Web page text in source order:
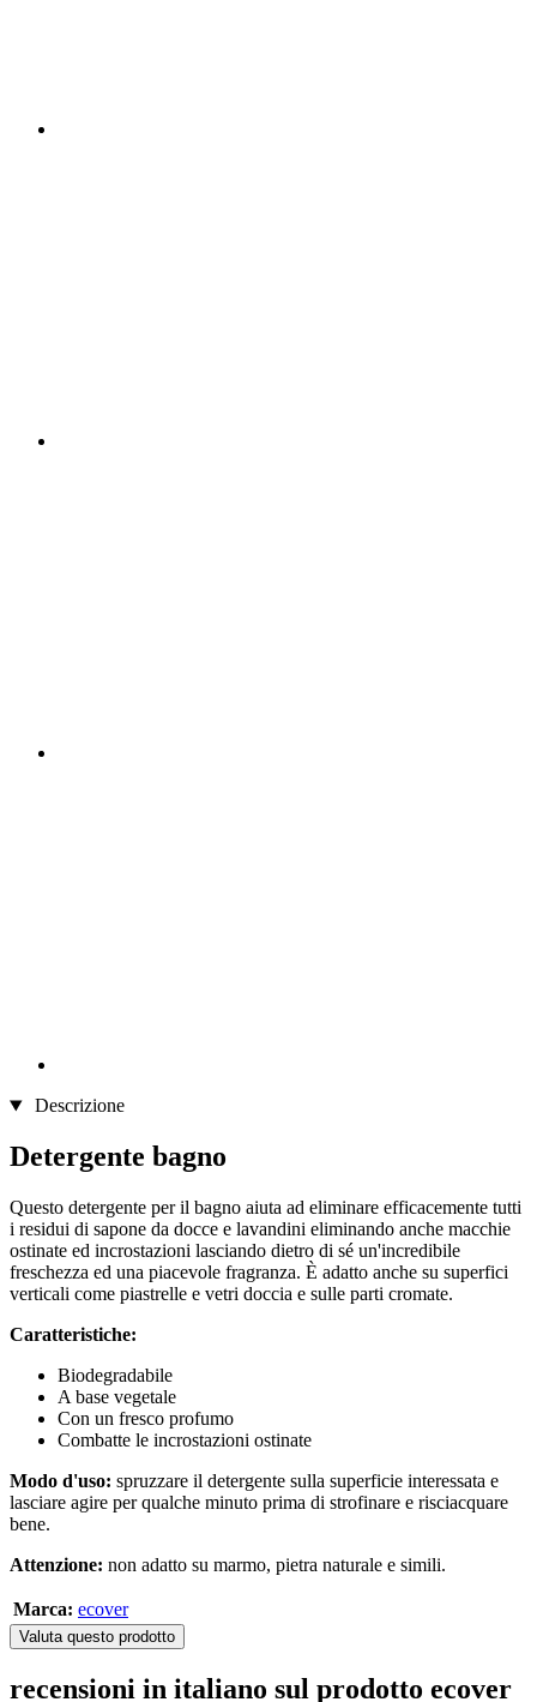
Descrizione
Detergente bagno
Questo detergente per il bagno aiuta ad eliminare efficacemente tutti
i residui di sapone da docce e lavandini eliminando anche macchie
ostinate ed incrostazioni lasciando dietro di sé un'incredibile
freschezza ed una piacevole fragranza. È adatto anche su superfici
verticali come piastrelle e vetri doccia e sulle parti cromate.
Caratteristiche:
Biodegradabile
A base vegetale
Con un fresco profumo
Combatte le incrostazioni ostinate
Modo d'uso: spruzzare il detergente sulla superficie interessata e
lasciare agire per qualche minuto prima di strofinare e risciacquare
bene.
Attenzione: non adatto su marmo, pietra naturale e simili.
Marca: ecover
Valuta questo prodotto
recensioni in italiano sul prodotto ecover